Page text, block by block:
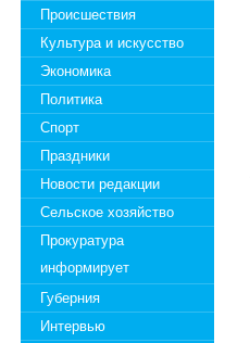
Происшествия
Культура и искусство
Экономика
Политика
Спорт
Праздники
Новости редакции
Сельское хозяйство
Прокуратура
информирует
Губерния
Интервью